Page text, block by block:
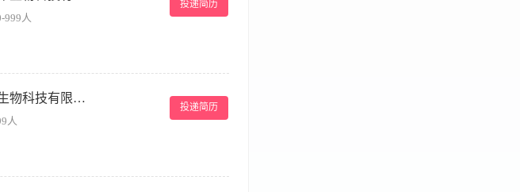
整推广方案，提升转化率。 5.负责网店的内容管理及
。 任职要求： 1.有直通车经验,有成功推广案例经验
能从数据中分析出合理的原因，有市场洞察和分析
999人
投递简历
察力； 6. 服从上级工作的安排； 岗位职责： 1、网
育平台活动板块随活动更新，H5页面制作，网络教
企业软文，包括企业广告、招生资料等的推广; 4.负
设计、网站图片处理、动画设计等; 6.负责在线客
究和处理网络咨询的意见和反馈信息。 二：网络推
广经验和互联网资源; 3.熟悉SEO搜索引擎优化技术
广州澳梓美生物科技有限公司。
人
投递简历